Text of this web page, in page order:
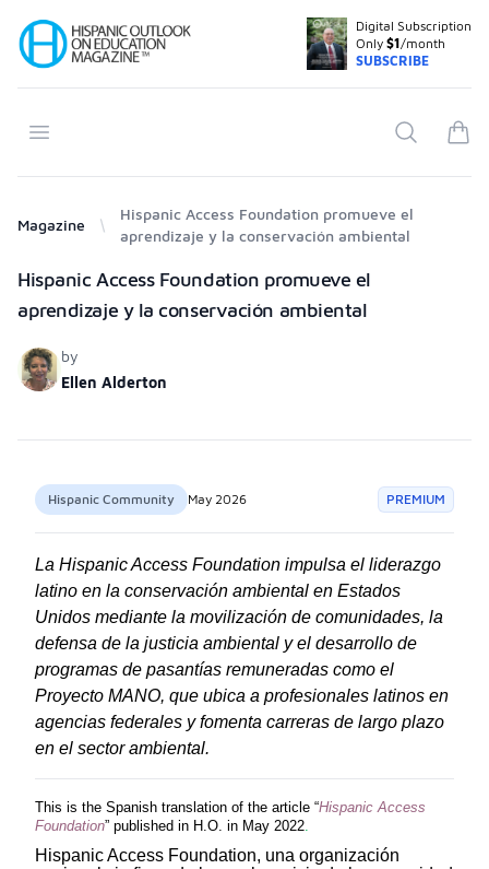
Your Company
Digital Subscription
Only $1/month
SUBSCRIBE
Open menu Search
Magazine
Hispanic Access Foundation promueve el
aprendizaje y la conservación ambiental
Products
Hispanic Access Foundation promueve el
aprendizaje y la conservación ambiental
by
Ellen Alderton
Hispanic Community May 2026 PREMIUM
La Hispanic Access Foundation impulsa el liderazgo
latino en la conservación ambiental en Estados
Unidos mediante la movilización de comunidades, la
defensa de la justicia ambiental y el desarrollo de
programas de pasantías remuneradas como el
Proyecto MANO, que ubica a profesionales latinos en
agencias federales y fomenta carreras de largo plazo
en el sector ambiental.
This is the Spanish translation of the article “Hispanic Access
Foundation” published in H.O. in May 2022.
Hispanic Access Foundation, una organización